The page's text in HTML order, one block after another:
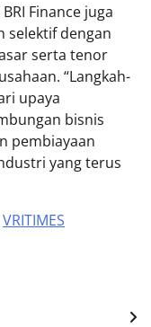
Finance juga
selektif dengan
serta tenor
“Langkah-
upaya
bisnis
pembiayaan
yang terus
VRITIMES